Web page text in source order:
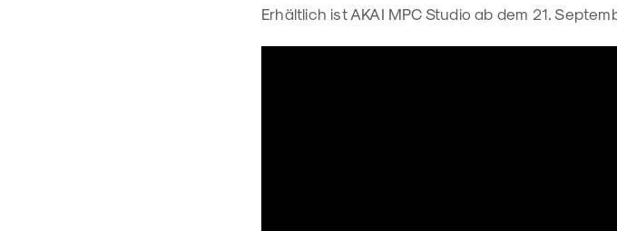
Erhältlich ist AKAI MPC Studio ab dem 21.